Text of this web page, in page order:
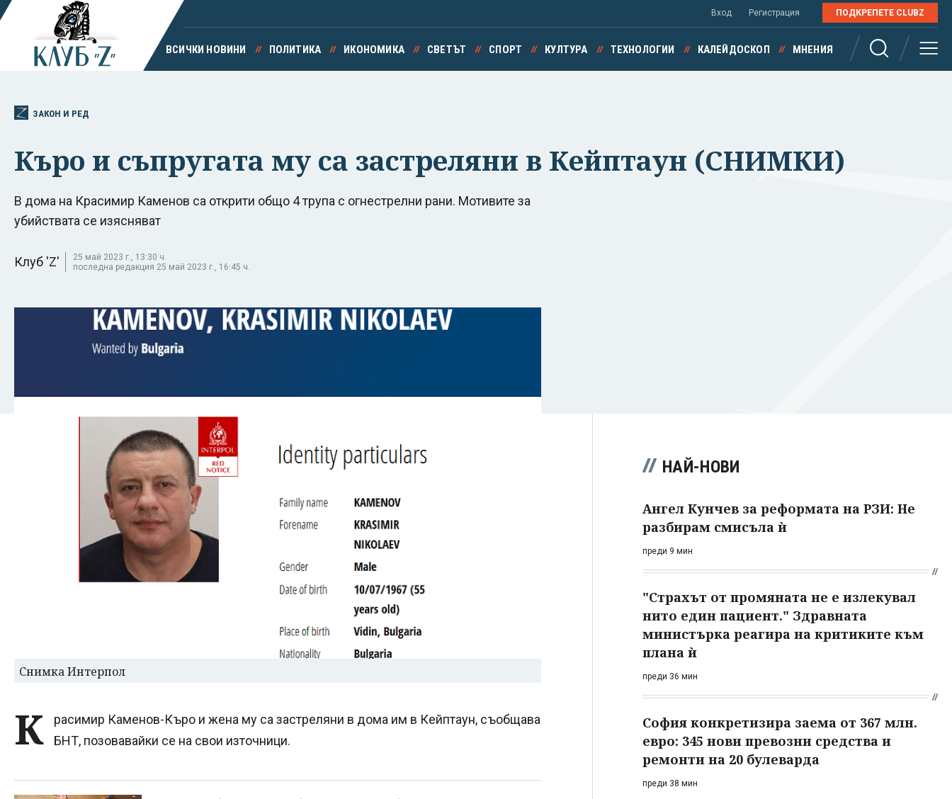
Вход Регистрация ПОДКРЕПЕТЕ CLUBZ
ВСИЧКИ НОВИНИ ПОЛИТИКА ИКОНОМИКА СВЕТЪТ СПОРТ КУЛТУРА ТЕХНОЛОГИИ КАЛЕЙДОСКОП МНЕНИЯ
ЗАКОН И РЕД
Къро и съпругата му са застреляни в Кейптаун (СНИМКИ)
В дома на Красимир Каменов са открити общо 4 трупа с огнестрелни рани. Мотивите за
убийствата се изясняват
Клуб 'Z'
25 май 2023 г., 13:30 ч.
последна редакция 25 май 2023 г., 16:45 ч.
Снимка Интерпол
К
расимир Каменов-Къро и жена му са застреляни в дома им в Кейптаун, съобщава
БНТ, позовавайки се на свои източници.
НАЙ-НОВИ
Ангел Кунчев за реформата на РЗИ: Не
разбирам смисъла ѝ
преди 9 мин
"Страхът от промяната не е излекувал
нито един пациент." Здравната
министърка реагира на критиките към
плана ѝ
преди 36 мин
София конкретизира заема от 367 млн.
евро: 345 нови превозни средства и
ремонти на 20 булеварда
преди 38 мин